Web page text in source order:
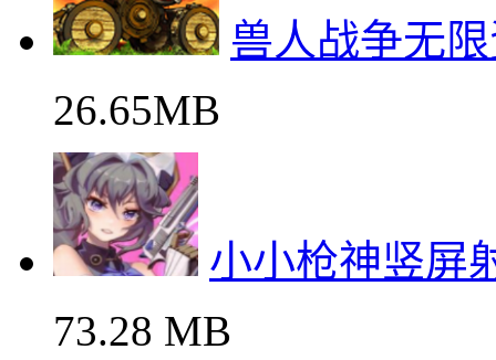
兽人战争无
26.65MB
小小枪神竖屏
73.28 MB